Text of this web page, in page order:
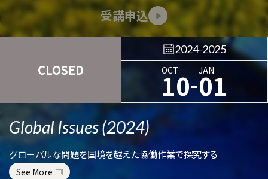
受講申込
CLOSED
2024-2025
OCT
10-JAN
01
Global Issues (2024)
グローバルな問題を国境を越えた協働作業で探究する
See More